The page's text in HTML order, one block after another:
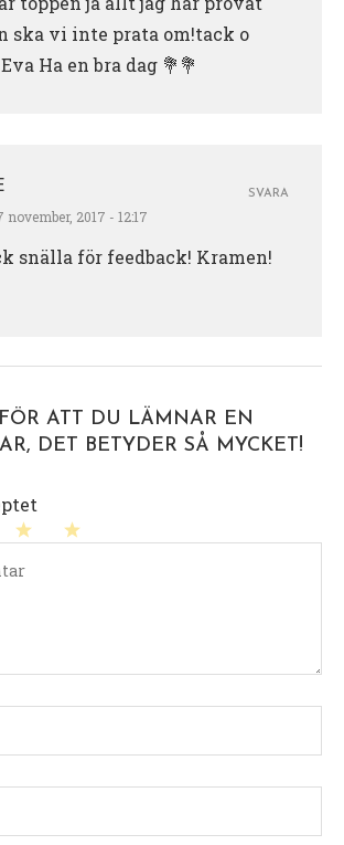
ska vi inte prata om!tack o
Ha en bra dag 💐💐
november, 2017 - 12:17
snälla för feedback! Kramen!
SVARA
ATT DU LÄMNAR EN
DET BETYDER SÅ MYCKET!
stjärnor